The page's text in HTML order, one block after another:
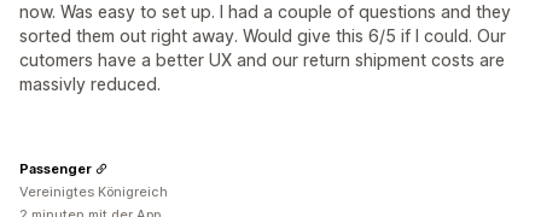
now. Was easy to set up. I had a couple of questions and they
sorted them out right away. Would give this 6/5 if I could. Our
cutomers have a better UX and our return shipment costs are
massivly reduced.
Passenger
Vereinigtes Königreich